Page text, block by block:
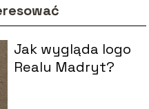
Jak wygląda logo
Realu Madryt?